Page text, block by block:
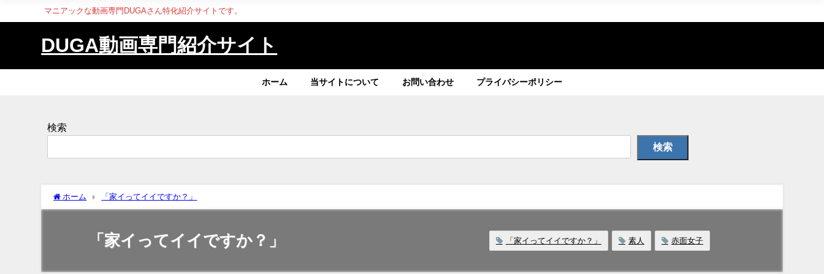
マニアックな動画専門DUGAさん特化紹介サイトです。
DUGA動画専門紹介サイト
ホーム 当サイトについて お問い合わせ プライバシーポリシー
検索
検索
ホーム 「家イってイイですか？」
「家イってイイですか？」 「家イってイイですか？」 素人 赤面女子